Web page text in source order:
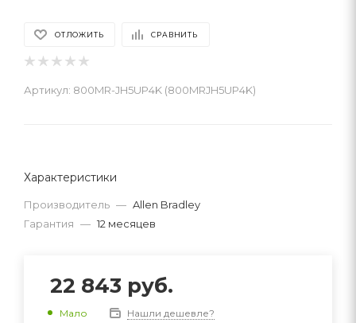
ОТЛОЖИТЬ СРАВНИТЬ
Артикул: 800MR-JH5UP4K (800MRJH5UP4K)
Характеристики
Производитель — Allen Bradley
Гарантия — 12 месяцев
22 843 руб.
Мало Нашли дешевле?